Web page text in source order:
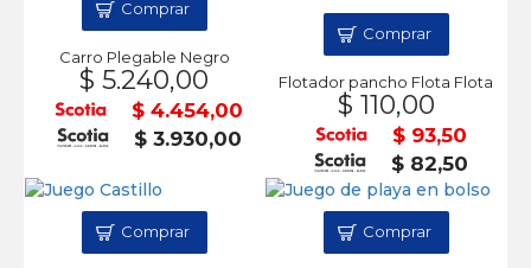
Carro Plegable Negro
$ 5.240,00
$ 4.454,00
$ 3.930,00
Comprar
Flotador pancho Flota Flota
$ 110,00
$ 93,50
$ 82,50
Comprar
Comprar Comprar